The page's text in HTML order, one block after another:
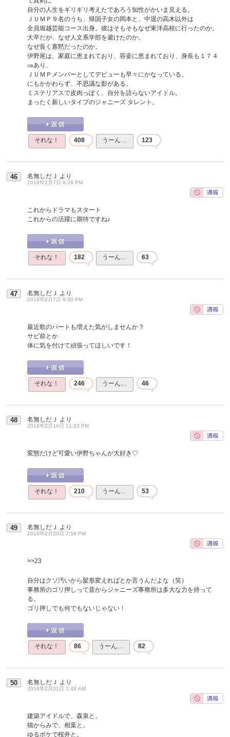
自分の人生をギリギリ考えたであろう知性がかいま見える。
ＪＵＭＰ９名のうち、帰国子女の岡本と、中退の高木以外は
全員堀越芸能コース出身。彼はそもそもなぜ東洋高校に行ったのか。
大卒だが、なぜ人文系学部を避けたのか。
なぜ長く寡黙だったのか。
伊野尾は、家庭に恵まれており、容姿に恵まれており、身長も１７４
㎝あり、
ＪＵＭＰメンバーとしてデビューも早々にかなっている。
にもかかわらず、不思議な影がある。
ミステリアスで皮肉っぽく、自分を語らないアイドル。
まったく新しいタイプのジャニーズ タレント。
それな！ 408 うーん… 123
46 名無しだＪ より
2016年2月7日 8:28 PM
これからドラマもスタート
これからの活躍に期待ですね♪
それな！ 182 うーん… 63
47 名無しだＪ より
2016年2月7日 8:30 PM
最近歌のパートも増えた気がしませんか？
サビ前とか
体に気を付けて頑張ってほしいです！
それな！ 246 うーん… 46
48 名無しだＪ より
2016年2月14日 11:33 PM
変態だけど可愛い伊野ちゃんが大好き♡
それな！ 210 うーん… 53
49 名無しだＪ より
2016年2月20日 7:58 PM
>>23
自分はクソ汚いから髪形変えればとか言うんだよな（笑）
事務所のゴリ押しって昔からジャニーズ事務所は多大な力を持って
る。
ゴリ押しでも何でもないじゃない！
それな！ 86 うーん… 82
50 名無しだＪ より
2016年2月21日 1:48 AM
建築アイドルで、森泉と。
猫からみで、相葉と。
ゆるボケで桜井と。